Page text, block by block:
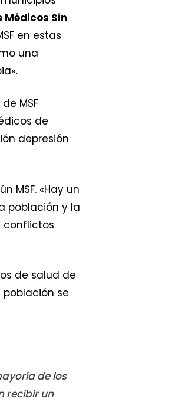
Médicos Sin
en estas
una
MSF
de
depresión
MSF. «Hay un
población y la
conflictos
de salud de
se
de los
recibir un